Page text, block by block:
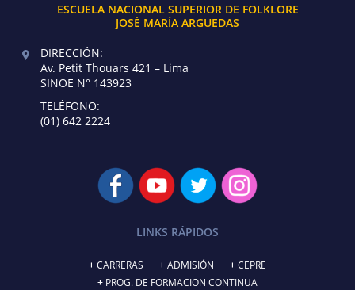
ESCUELA NACIONAL SUPERIOR DE FOLKLORE
JOSÉ MARÍA ARGUEDAS
DIRECCIÓN:
Av. Petit Thouars 421 – Lima
SINOE N° 143923
TELÉFONO:
(01) 642 2224
LINKS RÁPIDOS
CARRERAS ADMISIÓN
CEPRE
PROG. DE FORMACION CONTINUA